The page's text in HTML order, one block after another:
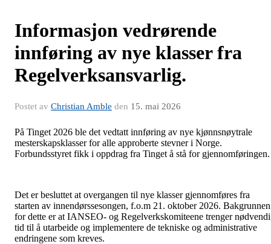
Informasjon vedrørende
innføring av nye klasser fra
Regelverksansvarlig.
Postet av Christian Amble den 15. mai 2026
På Tinget 2026 ble det vedtatt innføring av nye kjønnsnøytrale
mesterskapsklasser for alle approberte stevner i Norge.
Forbundsstyret fikk i oppdrag fra Tinget å stå for gjennomføringen.
Det er besluttet at overgangen til nye klasser gjennomføres fra
starten av innendørssesongen, f.o.m 21. oktober 2026. Bakgrunnen
for dette er at IANSEO- og Regelverkskomiteene trenger
tid til å utarbeide og implementere de tekniske og administrative
endringene som kreves.